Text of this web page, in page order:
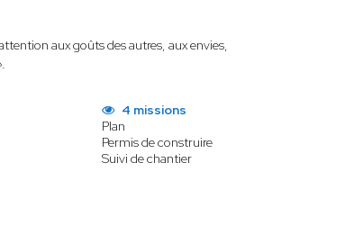
aux goûts des autres, aux envies,
4 missions
Plan
Permis de construire
Suivi de chantier